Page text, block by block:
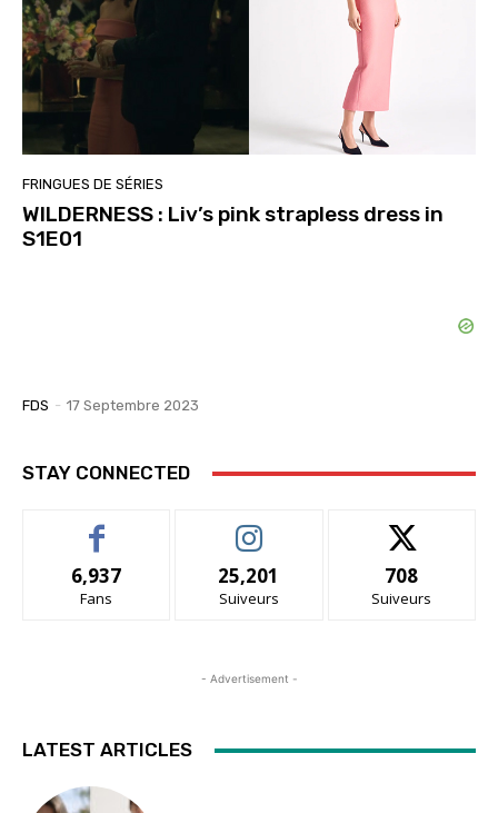
FRINGUES DE SÉRIES
WILDERNESS : Liv’s pink strapless dress in
S1E01
FDS - 17 Septembre 2023
STAY CONNECTED
6,937
Fans
25,201
Suiveurs
708
Suiveurs
- Advertisement -
LATEST ARTICLES